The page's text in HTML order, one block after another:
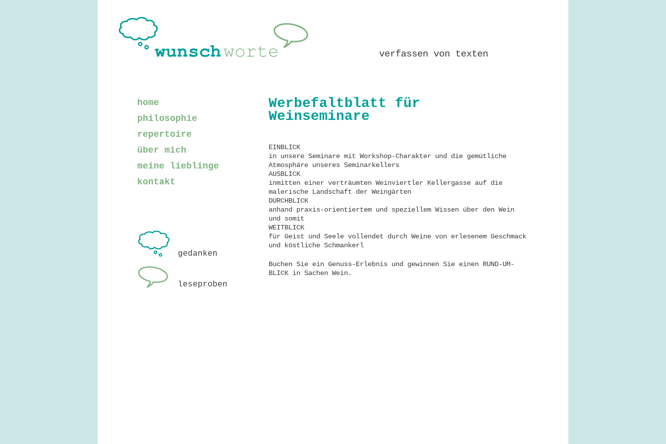
verfassen von texten
home
philosophie
repertoire
über mich
meine lieblinge
kontakt
gedanken
leseproben
Werbefaltblatt für
Weinseminare
EINBLICK
in unsere Seminare mit Workshop-Charakter und die gemütliche
Atmosphäre unseres Seminarkellers
AUSBLICK
inmitten einer verträumten Weinviertler Kellergasse auf die
malerische Landschaft der Weingärten
DURCHBLICK
anhand praxis-orientiertem und speziellem Wissen über den Wein
und somit
WEITBLICK
für Geist und Seele vollendet durch Weine von erlesenem Geschmack
und köstliche Schmankerl
Buchen Sie ein Genuss-Erlebnis und gewinnen Sie einen RUND-UM-
BLICK in Sachen Wein.